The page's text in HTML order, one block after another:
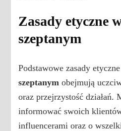
Zasady etyczne
szeptanym
Podstawowe zasady
szeptanym obejmują
oraz przejrzystość działań.
informować swoich
influencerami oraz o